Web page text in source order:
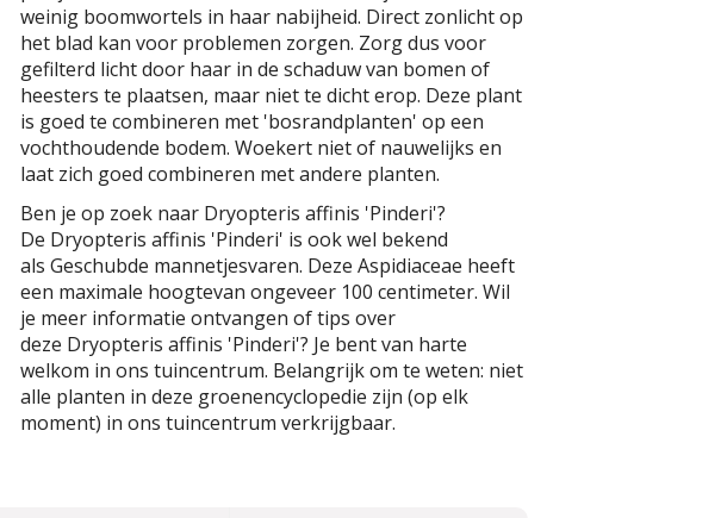
weinig boomwortels in haar nabijheid. Direct zonlicht op
het blad kan voor problemen zorgen. Zorg dus voor
gefilterd licht door haar in de schaduw van bomen of
heesters te plaatsen, maar niet te dicht erop. Deze plant
is goed te combineren met 'bosrandplanten' op een
vochthoudende bodem. Woekert niet of nauwelijks en
laat zich goed combineren met andere planten.
Ben je op zoek naar Dryopteris affinis 'Pinderi'?
De Dryopteris affinis 'Pinderi' is ook wel bekend
als Geschubde mannetjesvaren. Deze Aspidiaceae heeft
een maximale hoogtevan ongeveer 100 centimeter. Wil
je meer informatie ontvangen of tips over
deze Dryopteris affinis 'Pinderi'? Je bent van harte
welkom in ons tuincentrum. Belangrijk om te weten: niet
alle planten in deze groenencyclopedie zijn (op elk
moment) in ons tuincentrum verkrijgbaar.